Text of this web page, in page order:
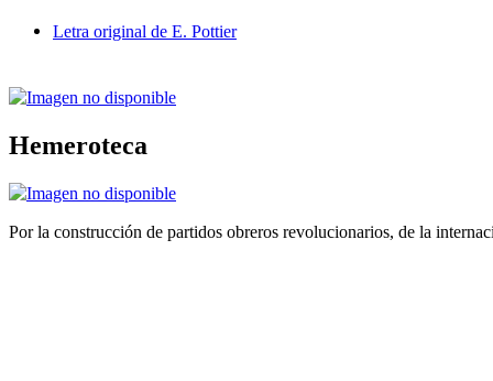
Letra original de E. Pottier
Hemeroteca
Por la construcción de partidos obreros revolucionarios, de la